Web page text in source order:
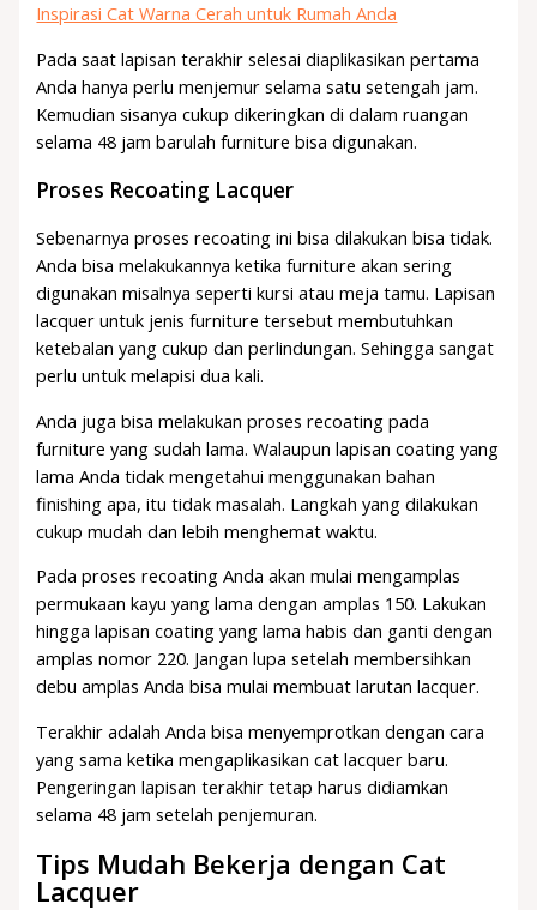
Inspirasi Cat Warna Cerah untuk Rumah Anda
Pada saat lapisan terakhir selesai diaplikasikan pertama
Anda hanya perlu menjemur selama satu setengah jam.
Kemudian sisanya cukup dikeringkan di dalam ruangan
selama 48 jam barulah furniture bisa digunakan.
Proses Recoating Lacquer
Sebenarnya proses recoating ini bisa dilakukan bisa tidak.
Anda bisa melakukannya ketika furniture akan sering
digunakan misalnya seperti kursi atau meja tamu. Lapisan
lacquer untuk jenis furniture tersebut membutuhkan
ketebalan yang cukup dan perlindungan. Sehingga sangat
perlu untuk melapisi dua kali.
Anda juga bisa melakukan proses recoating pada
furniture yang sudah lama. Walaupun lapisan coating yang
lama Anda tidak mengetahui menggunakan bahan
finishing apa, itu tidak masalah. Langkah yang dilakukan
cukup mudah dan lebih menghemat waktu.
Pada proses recoating Anda akan mulai mengamplas
permukaan kayu yang lama dengan amplas 150. Lakukan
hingga lapisan coating yang lama habis dan ganti dengan
amplas nomor 220. Jangan lupa setelah membersihkan
debu amplas Anda bisa mulai membuat larutan lacquer.
Terakhir adalah Anda bisa menyemprotkan dengan cara
yang sama ketika mengaplikasikan cat lacquer baru.
Pengeringan lapisan terakhir tetap harus didiamkan
selama 48 jam setelah penjemuran.
Tips Mudah Bekerja dengan Cat
Lacquer